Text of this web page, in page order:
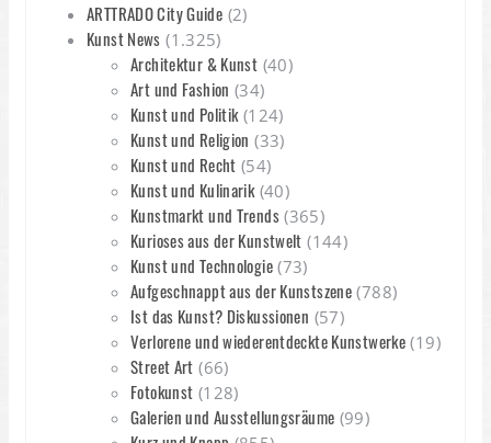
ARTTRADO City Guide (2)
Kunst News (1.325)
Architektur & Kunst (40)
Art und Fashion (34)
Kunst und Politik(124)
Kunst und Religion (33)
Kunst und Recht (54)
Kunst und Kulinarik(40)
Kunstmarkt und Trends(365)
Kurioses aus der Kunstwelt (144)
Kunst und Technologie(73)
Aufgeschnappt aus der Kunstszene (788)
Ist das Kunst? Diskussionen (57)
Verlorene und wiederentdeckte Kunstwerke (19)
Street Art (66)
Fotokunst (128)
Galerien und Ausstellungsräume (99)